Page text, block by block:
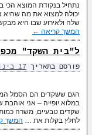
נתחיל בנקודת המוצא הכי
יכולה למצוא את מה שהיא
שלה ולאירוע שבו היא
המשך קריאה ←
ל"בית השקד"
פורסם בתאריך 17 בינואר 2022
הגם ששקדים הם הסמל
במלוא יופייה – אני
שקדים טבעיים, משרה
לחלץ בקלות את … המשך